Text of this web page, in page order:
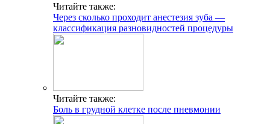
Читайте также:
Через сколько проходит анестезия зуба —
классификация разновидностей процедуры
Читайте также:
Боль в грудной клетке после пневмонии